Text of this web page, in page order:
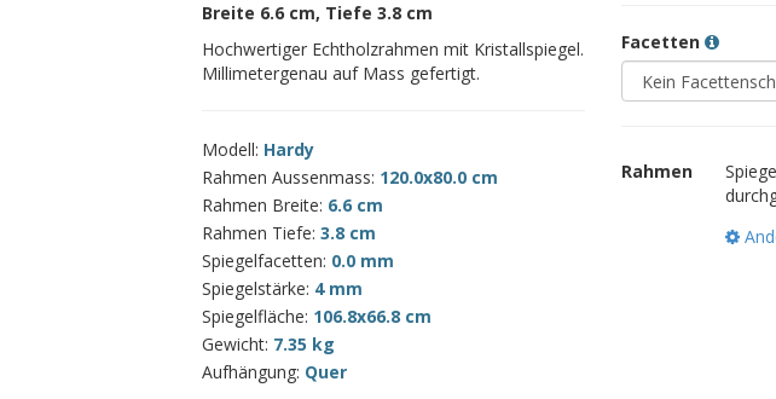
Breite 6.6 cm, Tiefe 3.8 cm
Hochwertiger Echtholzrahmen mit Kristallspiegel.
Millimetergenau auf Mass gefertigt.
Modell: Hardy
Rahmen Aussenmass: 120.0x80.0 cm
Rahmen Breite: 6.6 cm
Rahmen Tiefe: 3.8 cm
Spiegelfacetten: 0.0 mm
Spiegelstärke: 4 mm
Spiegelfläche: 106.8x66.8 cm
Gewicht: 7.35 kg
Aufhängung: Quer
Facetten
Rahmen